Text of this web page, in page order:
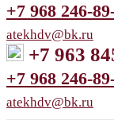
+7 968 246-
atekhdv@bk.ru
+7 963
+7 968 246-
atekhdv@bk.ru